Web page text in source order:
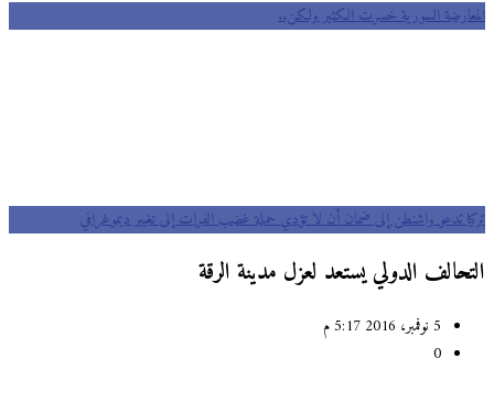
المعارضة السورية خسرت الكثير ولكن..
تركيا تدعو واشنطن إلى ضمان أن لا تؤدي حملة غضب الفرات إلى تغيير ديموغرافي
التحالف الدولي يستعد لعزل مدينة الرقة